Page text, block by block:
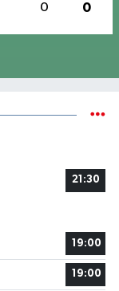
0 0
21:30
19:00
19:00